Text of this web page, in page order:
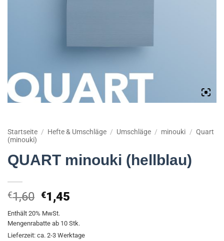
Startseite / Hefte & Umschläge / Umschläge / minouki / Quart
(minouki)
QUART minouki (hellblau)
€1,60 Ursprünglicher
Preis
war:
€1,60
€1,45
ist:
€1,45.
Enthält 20% MwSt.
Mengenrabatte ab 10 Stk.
Lieferzeit: ca. 2-3 Werktage